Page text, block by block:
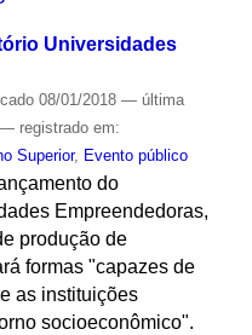
Universidades
08/01/2018 — última
— registrado em:
Superior, Evento público
do
Empreendedoras,
produção de
formas "capazes de
as instituições
socioeconômico".